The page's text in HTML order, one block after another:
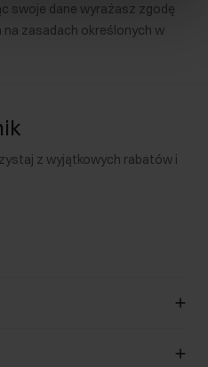
swoje dane wyrażasz zgodę
zasadach określonych w
z wyjątkowych rabatów i